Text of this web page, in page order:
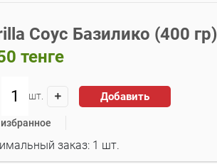
Соус Базилико (400 гр)
тенге
шт. Добавить
заказ: 1 шт.